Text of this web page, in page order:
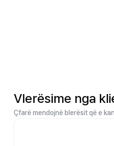
Vlerësime nga
Çfarë mendojnë blerësit që e